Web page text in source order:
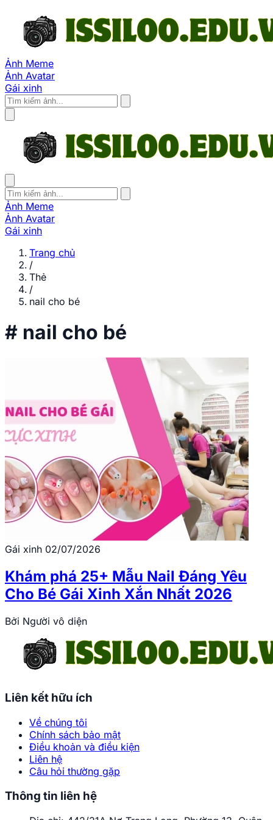
Ảnh Meme
Ảnh Avatar
Gái xinh
Ảnh Meme
Ảnh Avatar
Gái xinh
Trang chủ
/
Thẻ
/
nail cho bé
# nail cho bé
Gái xinh 02/07/2026
Khám phá 25+ Mẫu Nail Đáng Yêu
Cho Bé Gái Xinh Xắn Nhất 2026
Bởi Người vô diện
Liên kết hữu ích
Về chúng tôi
Chính sách bảo mật
Điều khoản và điều kiện
Liên hệ
Câu hỏi thường gặp
Thông tin liên hệ